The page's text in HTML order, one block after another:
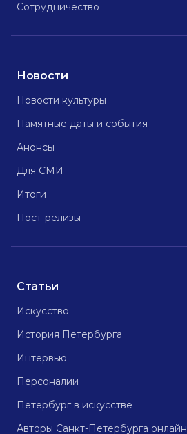
Сотрудничество
Новости
Новости культуры
Памятные даты и события
Анонсы
Для СМИ
Итоги
Пост-релизы
Статьи
Искусство
История Петербурга
Интервью
Персоналии
Петербург в искусстве
Авторы Санкт-Петербурга онлайн